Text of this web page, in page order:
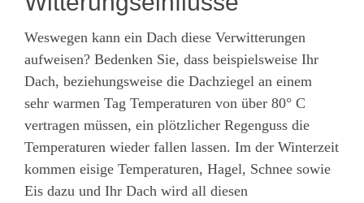
Weswegen kann ein Dach diese Verwitterungen
aufweisen? Bedenken Sie, dass beispielsweise Ihr
Dach, beziehungsweise die Dachziegel an einem
sehr warmen Tag Temperaturen von über 80° C
vertragen müssen, ein plötzlicher Regenguss die
Temperaturen wieder fallen lassen. Im der Winterzeit
kommen eisige Temperaturen, Hagel, Schnee sowie
Eis dazu und Ihr Dach wird all diesen